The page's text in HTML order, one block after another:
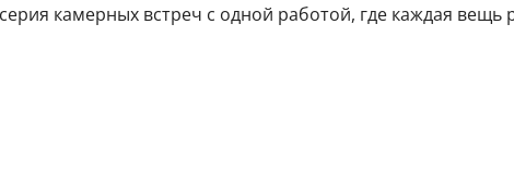
камерных встреч с одной работой, где каждая вещь